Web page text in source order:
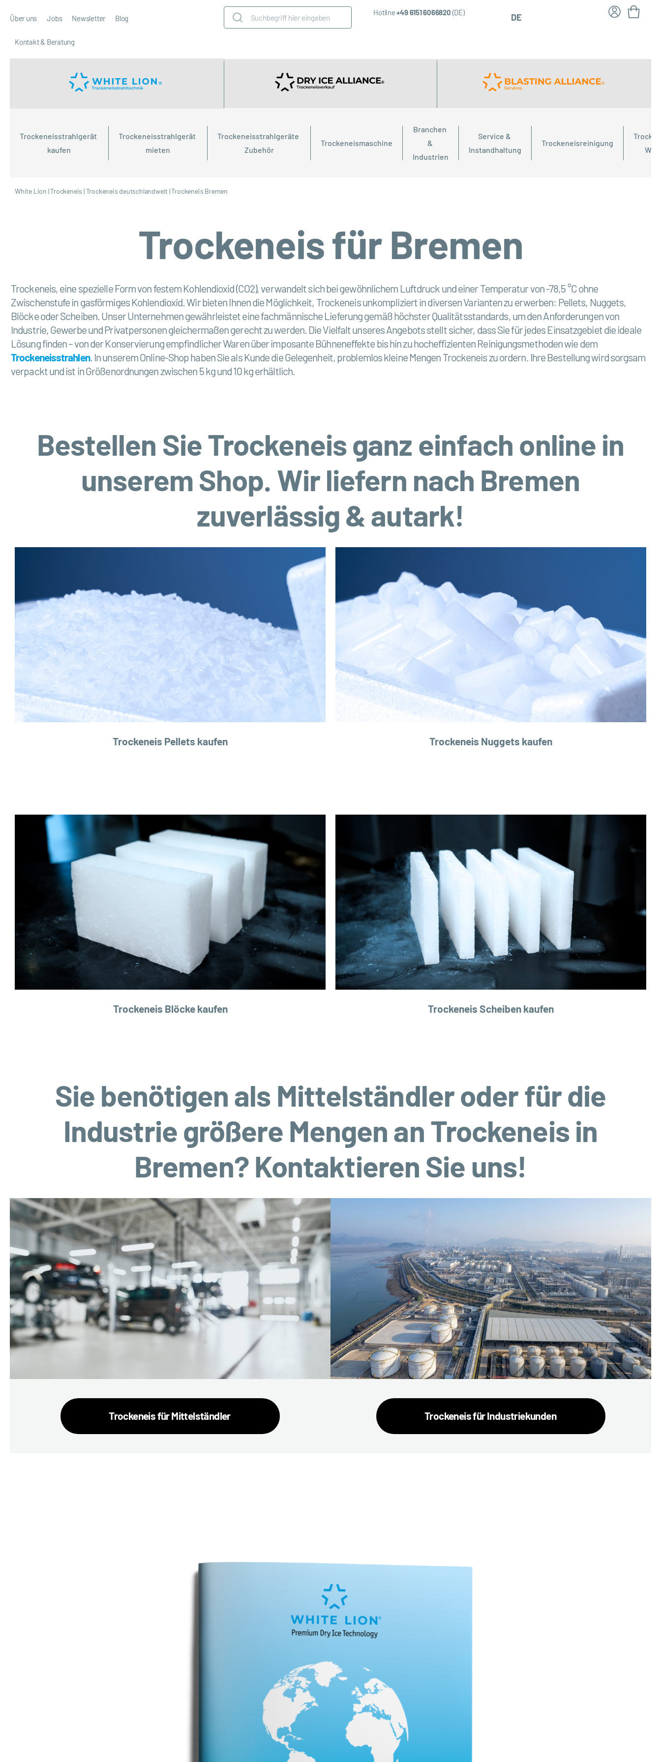
Über uns Jobs Newsletter Blog
Kontakt & Beratung
Hotline+49 6151 6066820 (DE) DE
Trockeneisstrahlgerät
kaufen
Trockeneisstrahlgerät
mieten
Trockeneisstrahlgeräte
Zubehör
Trockeneismaschine
Branchen
&
Industrien
Service &
Instandhaltung
Trockeneisreinigung
White Lion |Trockeneis |Trockeneis deutschlandweit|Trockeneis Bremen
Trockeneis für Bremen
Trockeneis, eine spezielle Form von festem Kohlendioxid (CO2), verwandelt sich bei gewöhnlichem Luftdruck und einer Temperatur von -78,5 °C ohne
Zwischenstufe in gasförmiges Kohlendioxid. Wir bieten Ihnen die Möglichkeit, Trockeneis unkompliziert in diversen Varianten zu erwerben: Pellets, Nuggets,
Blöcke oder Scheiben. Unser Unternehmen gewährleistet eine fachmännische Lieferung gemäß höchster Qualitätsstandards, um den Anforderungen von
Industrie, Gewerbe und Privatpersonen gleichermaßen gerecht zu werden. Die Vielfalt unseres Angebots stellt sicher, dass Sie für jedes Einsatzgebiet die ideale
Lösung finden – von der Konservierung empfindlicher Waren über imposante Bühneneffekte bis hin zu hocheffizienten Reinigungsmethoden wie dem
Trockeneisstrahlen. In unserem Online-Shop haben Sie als Kunde die Gelegenheit, problemlos kleine Mengen Trockeneis zu ordern. Ihre Bestellung wird sorgsam
verpackt und ist in Größenordnungen zwischen 5 kg und 10 kg erhältlich.
Bestellen Sie Trockeneis ganz einfach online in
unserem Shop. Wir liefern nach Bremen
zuverlässig & autark!
Trockeneis Pellets kaufen Trockeneis Nuggets kaufen
Trockeneis Blöcke kaufen Trockeneis Scheiben kaufen
Sie benötigen als Mittelständler oder für die
Industrie größere Mengen an Trockeneis in
Bremen? Kontaktieren Sie uns!
Trockeneis für Mittelständler Trockeneis für Industriekunden